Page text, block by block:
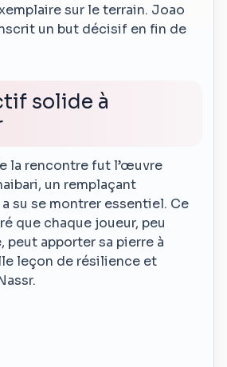
sur le terrain. Joao
un but décisif en fin de
solide à
la rencontre fut l’œuvre
un remplaçant
su se montrer essentiel. Ce
que chaque joueur, peu
peut apporter sa pierre à
leçon de résilience et